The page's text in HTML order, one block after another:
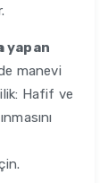
yapan
manevi
Hafif ve